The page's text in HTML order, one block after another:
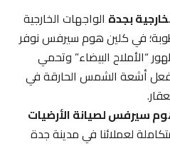
بجدةالواجهات الخارجية
في كلين هوم سيرفس نوفر
البيضاء” وتحمي
أشعة الشمس الحارقة في
سيرفس لصيانة الأرضيات
لعملائنا في مدينة جدة